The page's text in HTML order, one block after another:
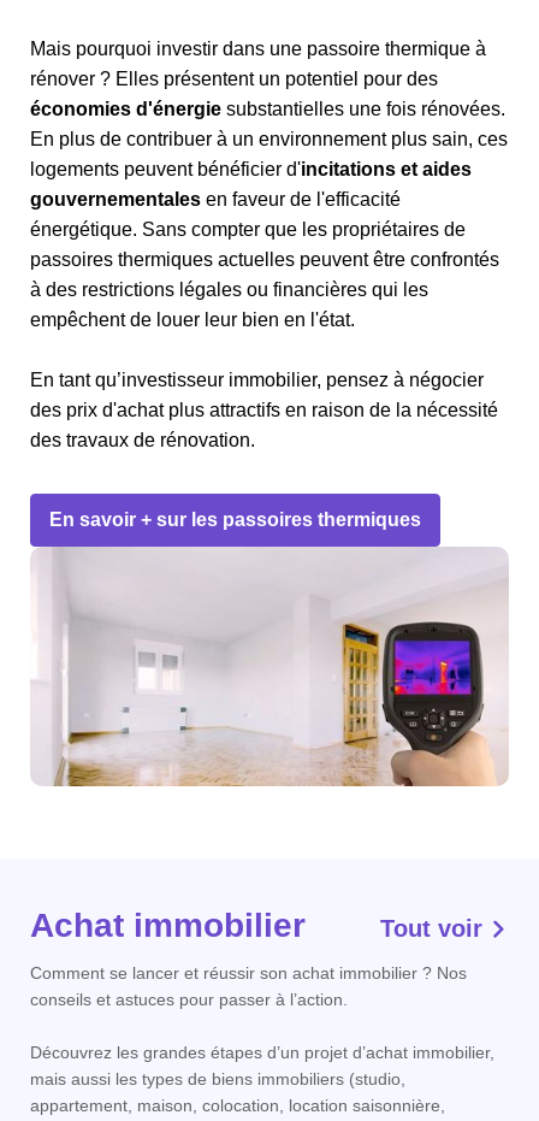
Mais pourquoi investir dans une passoire thermique à
rénover ? Elles présentent un potentiel pour des
économies d'énergie substantielles une fois rénovées.
En plus de contribuer à un environnement plus sain, ces
logements peuvent bénéficier d'incitations et aides
gouvernementales en faveur de l'efficacité
énergétique. Sans compter que les propriétaires de
passoires thermiques actuelles peuvent être confrontés
à des restrictions légales ou financières qui les
empêchent de louer leur bien en l'état.
En tant qu’investisseur immobilier, pensez à négocier
des prix d'achat plus attractifs en raison de la nécessité
des travaux de rénovation.
En savoir + sur les passoires thermiques
Achat immobilier Tout voir
Comment se lancer et réussir son achat immobilier ? Nos
conseils et astuces pour passer à l’action.
Découvrez les grandes étapes d’un projet d’achat immobilier,
mais aussi les types de biens immobiliers (studio,
appartement, maison, colocation, location saisonnière,